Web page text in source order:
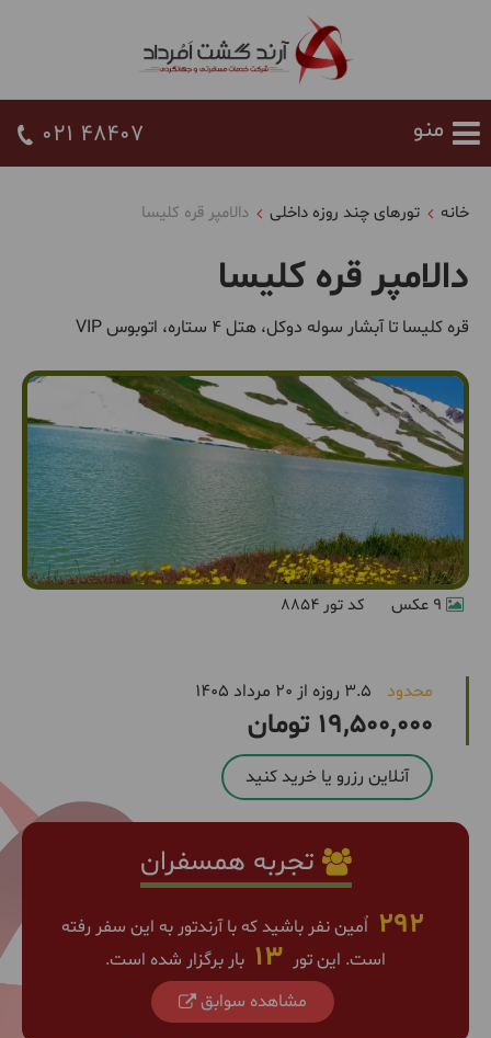
021 48407
خانه تورهای چند روزه داخلی دالامپر قره کلیسا
دالامپر قره کلیسا
قره کلیسا تا آبشار سوله دوکل، هتل 4 ستاره، اتوبوس VIP
کد تور 8854
محدود 3.5 روزه از 20 مرداد 1405
19,500,000 تومان
آنلاین رزرو یا خرید کنید
تجربه همسفران
292 اٌمین نفر باشید که با آرندتور به این سفر رفته
است. این تور 13 بار برگزار شده است.
مشاهده سوابق